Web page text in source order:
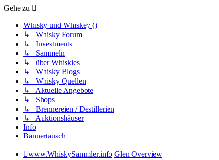
Gehe zu
Whisky und Whiskey ()
↳ Whisky Forum
↳ Investments
↳ Sammeln
↳ über Whiskies
↳ Whisky Blogs
↳ Whisky Quellen
↳ Aktuelle Angebote
↳ Shops
↳ Brennereien / Destillerien
↳ Auktionshäuser
Info
Bannertausch
www.WhiskySammler.info Glen Overview